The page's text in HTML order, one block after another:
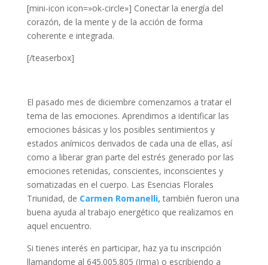
[mini-icon icon=»ok-circle»] Conectar la energía del
corazón, de la mente y de la acción de forma
coherente e integrada.
[/teaserbox]
El pasado mes de diciembre comenzamos a tratar el
tema de las emociones. Aprendimos a identificar las
emociones básicas y los posibles sentimientos y
estados anímicos derivados de cada una de ellas, así
como a liberar gran parte del estrés generado por las
emociones retenidas, conscientes, inconscientes y
somatizadas en el cuerpo. Las Esencias Florales
Triunidad, de Carmen Romanelli, también fueron una
buena ayuda al trabajo energético que realizamos en
aquel encuentro.
Si tienes interés en participar, haz ya tu inscripción
llamandome al 645.005.805 (Irma) o escribiendo a